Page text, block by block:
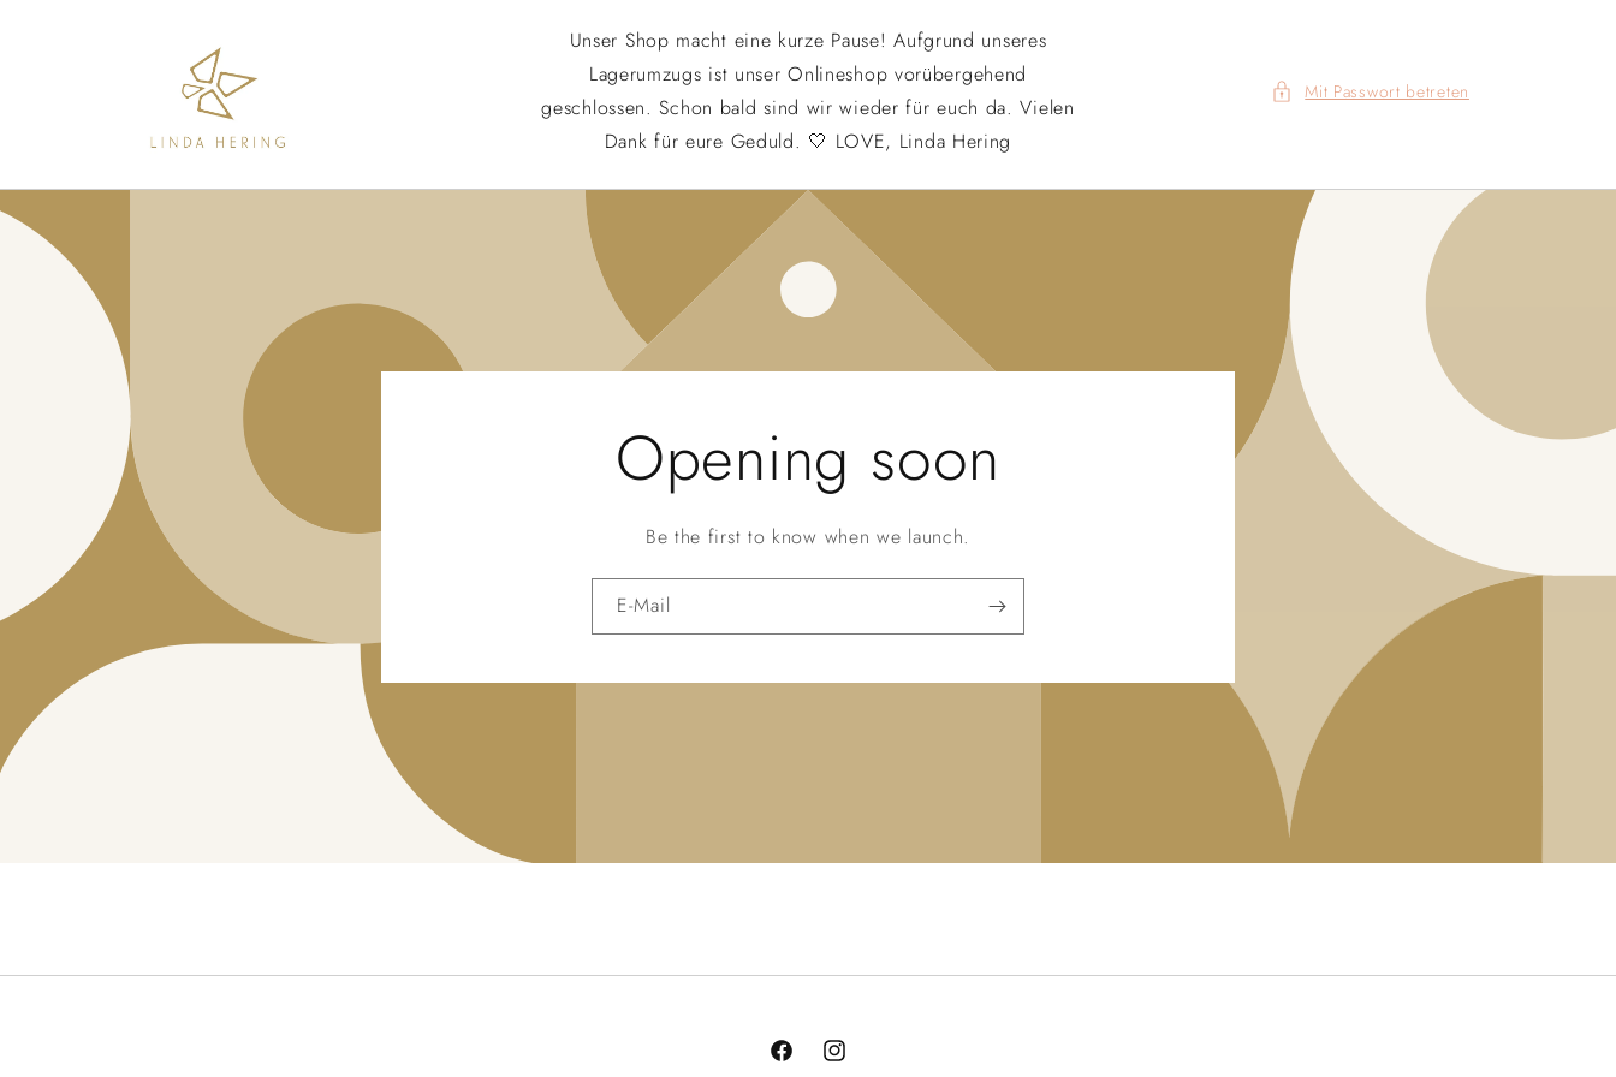
Unser Shop macht eine kurze Pause! Aufgrund unseres
Lagerumzugs ist unser Onlineshop vorübergehend
geschlossen. Schon bald sind wir wieder für euch da. Vielen
Dank für eure Geduld. 🤍 LOVE, Linda Hering
Mit Passwort betreten
Opening soon
Be the first to know when we launch.
E-Mail
FacebookInstagram